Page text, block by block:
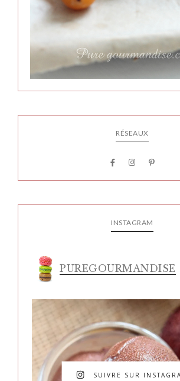
RÉSEAUX
INSTAGRAM
PUREGOURMANDISE
SUIVRE SUR